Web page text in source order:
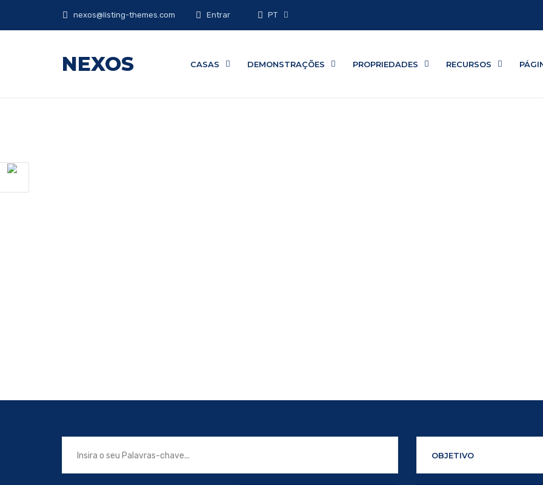
nexos@listing-themes.com Entrar PT
NEXOS CASAS DEMONSTRAÇÕES PROPRIEDADES RECURSOS
OBJETIVO